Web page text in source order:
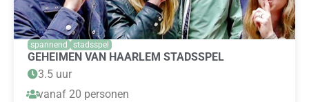
spannend stadsspel
GEHEIMEN VAN HAARLEM STADSSPEL
3.5 uur
vanaf 20 personen